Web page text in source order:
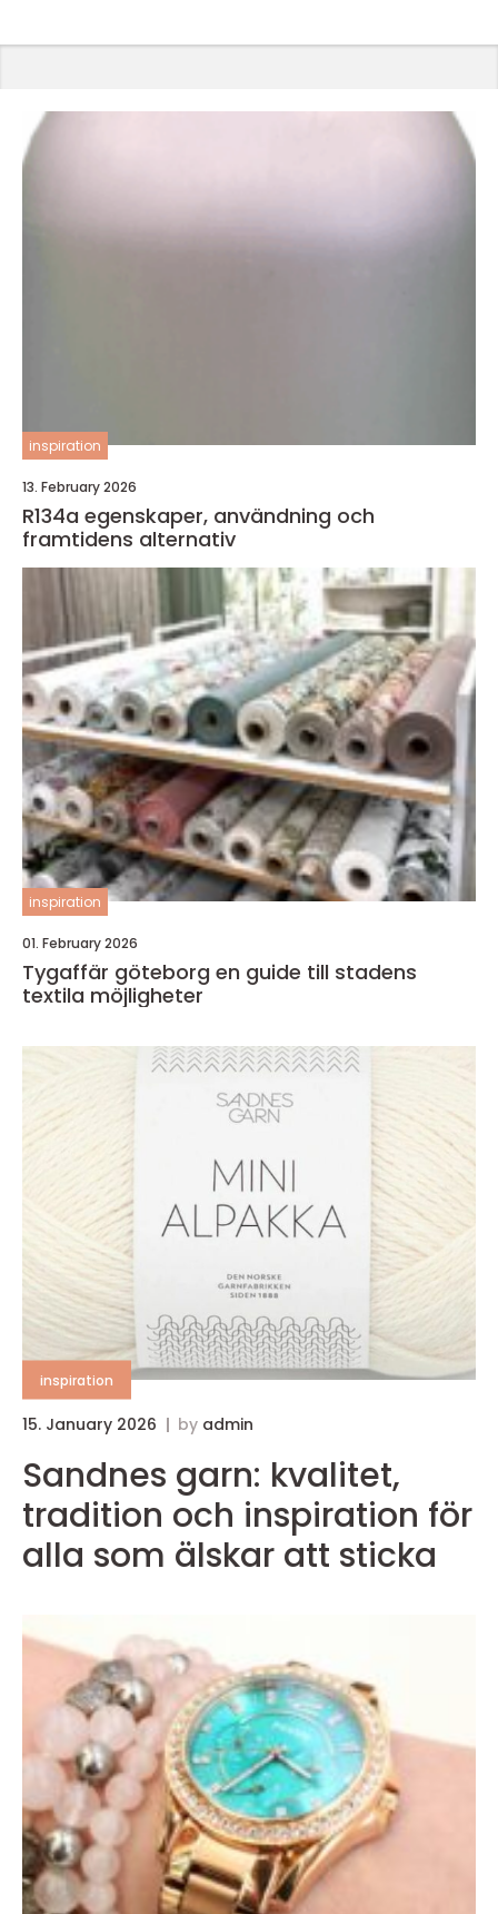
inspiration
13. February 2026
R134a egenskaper, användning och
framtidens alternativ
inspiration
01. February 2026
Tygaffär göteborg en guide till stadens
textila möjligheter
inspiration
15. January 2026 by admin
Sandnes garn: kvalitet,
tradition och inspiration för
alla som älskar att sticka